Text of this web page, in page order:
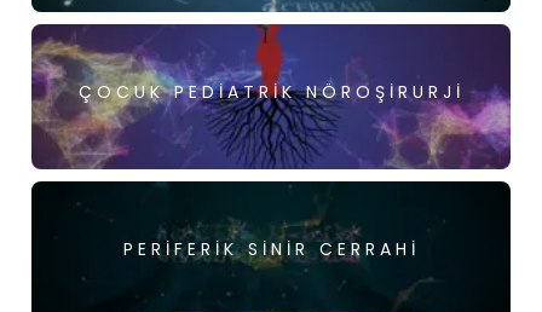
ÇOCUK PEDIATRIK NÖROŞIRURJI
PERIFERIK SINIR CERRAHI